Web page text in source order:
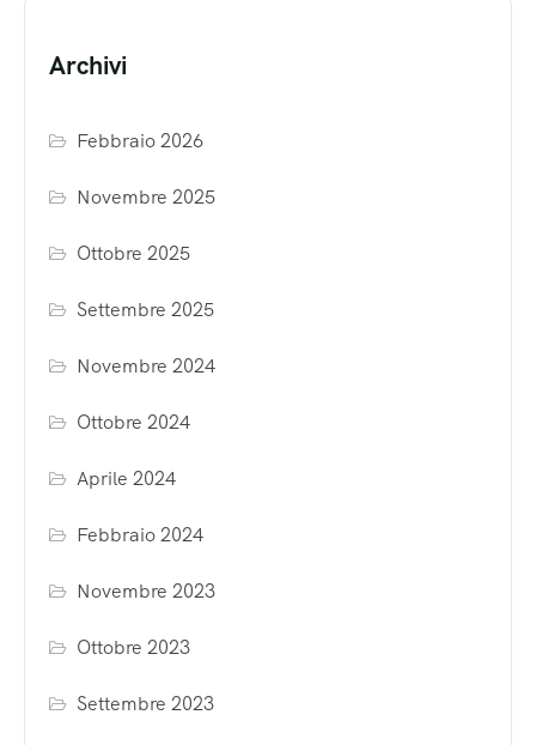
Archivi
Febbraio 2026
Novembre 2025
Ottobre 2025
Settembre 2025
Novembre 2024
Ottobre 2024
Aprile 2024
Febbraio 2024
Novembre 2023
Ottobre 2023
Settembre 2023